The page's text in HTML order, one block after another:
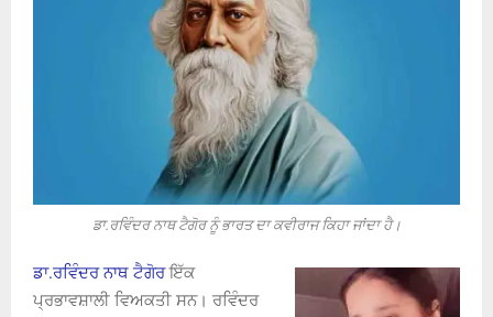
ਡਾ.ਰਵਿੰਦਰ ਨਾਥ ਟੈਗੋਰ ਨੂੰ ਭਾਰਤ ਦਾ ਕਵੀਰਾਜ ਕਿਹਾ ਜਾਂਦਾ ਹੈ।
ਡਾ.ਰਵਿੰਦਰ ਨਾਥ ਟੈਗੋਰਇੱਕ
ਪ੍ਰਭਾਵਸ਼ਾਲੀ ਵਿਅਕਤੀ ਸਨ। ਰਵਿੰਦਰ